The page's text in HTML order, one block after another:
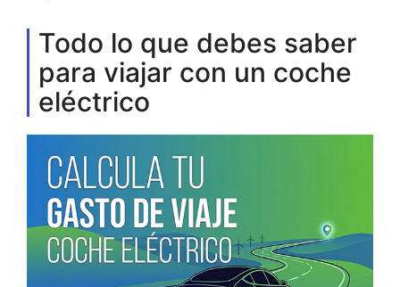
Todo lo que debes saber
para viajar con un coche
eléctrico